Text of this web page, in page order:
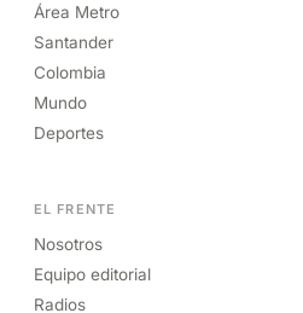
Área Metro
Santander
Colombia
Mundo
Deportes
EL FRENTE
Nosotros
Equipo editorial
Radios